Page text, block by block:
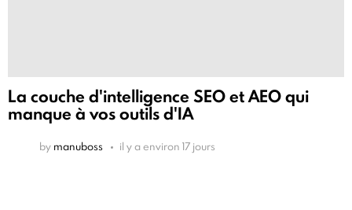
La couche d'intelligence SEO et AEO qui
manque à vos outils d'IA
by manuboss il y a environ 17 jours